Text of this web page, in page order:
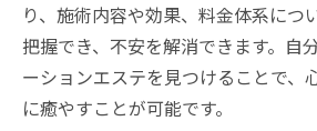
り、施術内容や効果、料金体系につ
把握でき、不安を解消できます。自
ーションエステを見つけることで、
に癒やすことが可能です。